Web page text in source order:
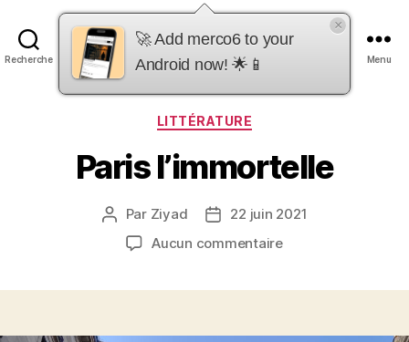
Recherche
merco6
Menu
Catégories
LITTÉRATURE
Paris l’immortelle
Auteur
l’article
Par Ziyad
Date22 juin 2021
Aucun commentairesur
🚀 Add merco6 to your
Android now! 🌟📱
×